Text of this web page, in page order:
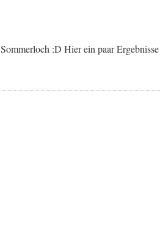
:D Hier ein paar Ergebnisse